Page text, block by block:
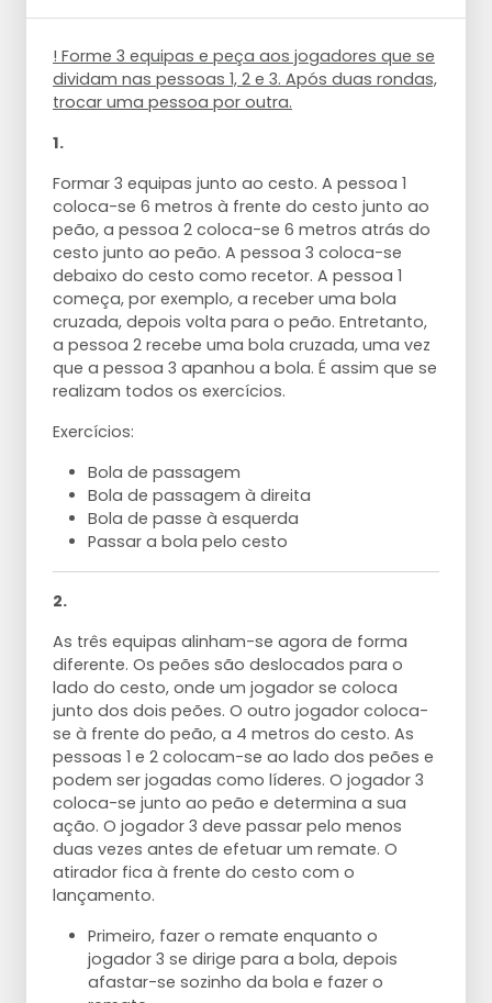
! Forme 3 equipas e peça aos jogadores que se
dividam nas pessoas 1, 2 e 3. Após duas rondas,
trocar uma pessoa por outra.
1.
Formar 3 equipas junto ao cesto. A pessoa 1
coloca-se 6 metros à frente do cesto junto ao
peão, a pessoa 2 coloca-se 6 metros atrás do
cesto junto ao peão. A pessoa 3 coloca-se
debaixo do cesto como recetor. A pessoa 1
começa, por exemplo, a receber uma bola
cruzada, depois volta para o peão. Entretanto,
a pessoa 2 recebe uma bola cruzada, uma vez
que a pessoa 3 apanhou a bola. É assim que se
realizam todos os exercícios.
Exercícios:
Bola de passagem
Bola de passagem à direita
Bola de passe à esquerda
Passar a bola pelo cesto
2.
As três equipas alinham-se agora de forma
diferente. Os peões são deslocados para o
lado do cesto, onde um jogador se coloca
junto dos dois peões. O outro jogador coloca-
se à frente do peão, a 4 metros do cesto. As
pessoas 1 e 2 colocam-se ao lado dos peões e
podem ser jogadas como líderes. O jogador 3
coloca-se junto ao peão e determina a sua
ação. O jogador 3 deve passar pelo menos
duas vezes antes de efetuar um remate. O
atirador fica à frente do cesto com o
lançamento.
Primeiro, fazer o remate enquanto o
jogador 3 se dirige para a bola, depois
afastar-se sozinho da bola e fazer o